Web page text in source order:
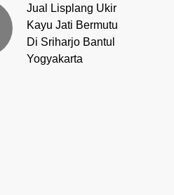
Jual Lisplang Ukir
Kayu Jati Bermutu
Di Sriharjo Bantul
Yogyakarta